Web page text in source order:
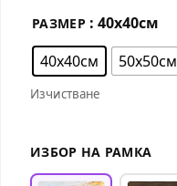
РАЗМЕР : 40х40см
40х40см
50х50см
Изчистване
ИЗБОР НА РАМКА